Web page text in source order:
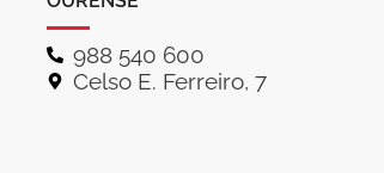
988 540 600
Celso E. Ferreiro, 7